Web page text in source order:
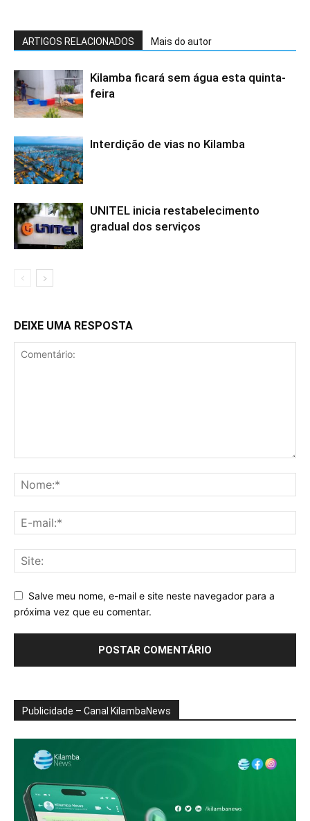
ARTIGOS RELACIONADOS Mais do autor
Kilamba ficará sem água esta quinta-
feira
Interdição de vias no Kilamba
UNITEL inicia restabelecimento
gradual dos serviços
DEIXE UMA RESPOSTA
Salve meu nome, e-mail e site neste navegador para a
próxima vez que eu comentar.
Publicidade – Canal KilambaNews